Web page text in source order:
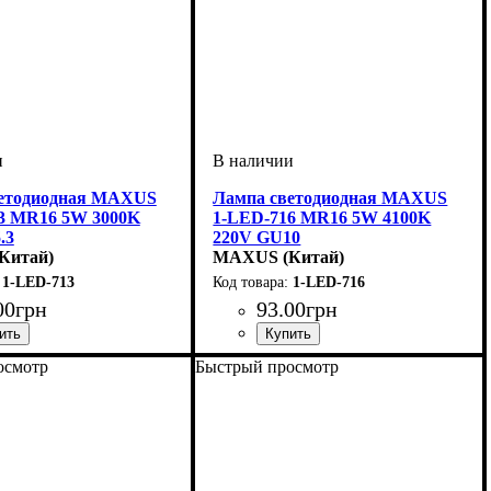
MAXUS
MR16 5W 3000K
1-LED-713
грн
Вт: 5
: Светодиодная
Лампа светодиодная MAXUS
1-LED-716 MR16 5W 4100K
220V GU10
MAXUS (Китай)
1-LED-716
93.00грн
Мощность, Вт: 5
Тип лампы: Светодиодная
Цоколь: GU10
Быстрый просмотр